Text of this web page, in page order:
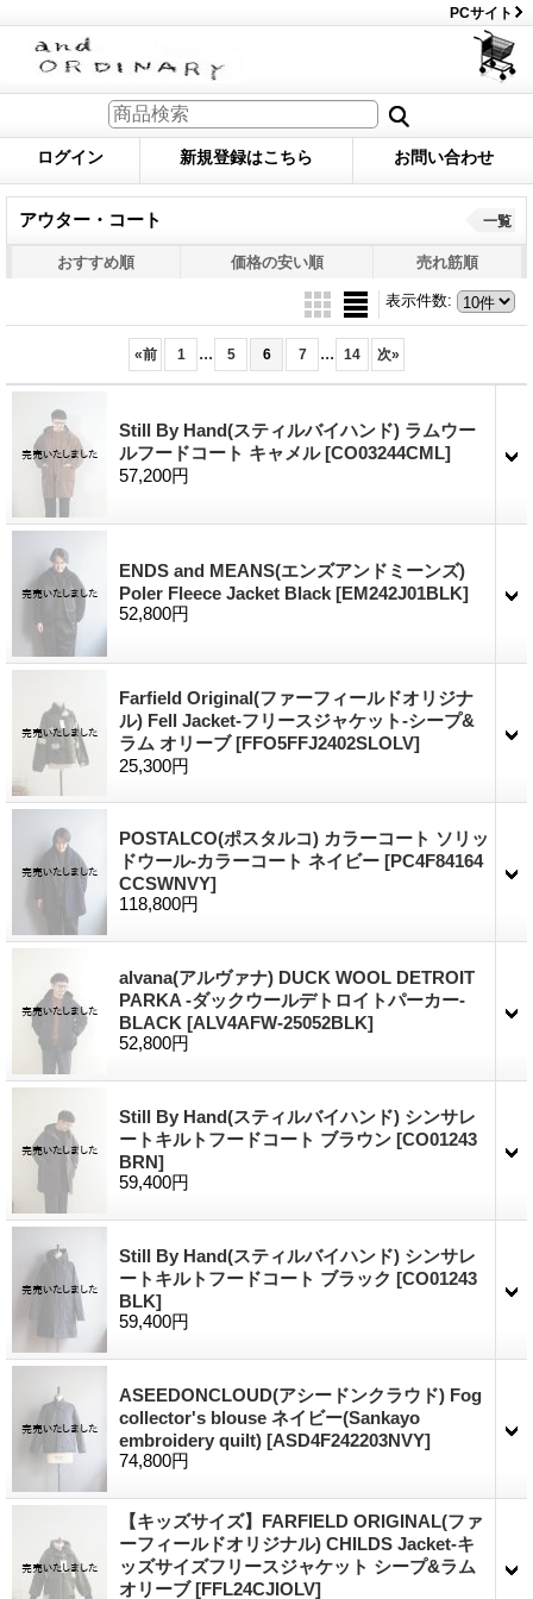
PCサイト
ログイン 新規登録はこちら お問い合わせ
アウター・コート 一覧
おすすめ順 価格の安い順 売れ筋順
表示件数:
«前 1 ... 5 6 7 ... 14 次»
Still By Hand(スティルバイハンド) ラムウー
ルフードコート キャメル[CO03244CML]
57,200円
ENDS and MEANS(エンズアンドミーンズ)
Poler Fleece Jacket Black [EM242J01BLK]
52,800円
Farfield Original(ファーフィールドオリジナ
ル) Fell Jacket-フリースジャケット-シープ&
ラム オリーブ[FFO5FFJ2402SLOLV]
25,300円
POSTALCO(ポスタルコ) カラーコート ソリッ
ドウール-カラーコート ネイビー [PC4F84164
CCSWNVY]
118,800円
alvana(アルヴァナ) DUCK WOOL DETROIT
PARKA -ダックウールデトロイトパーカー-
BLACK [ALV4AFW-25052BLK]
52,800円
Still By Hand(スティルバイハンド) シンサレ
ートキルトフードコート ブラウン [CO01243
BRN]
59,400円
Still By Hand(スティルバイハンド) シンサレ
ートキルトフードコート ブラック [CO01243
BLK]
59,400円
ASEEDONCLOUD(アシードンクラウド) Fog
collector's blouse ネイビー(Sankayo
embroidery quilt) [ASD4F242203NVY]
74,800円
【キッズサイズ】FARFIELD ORIGINAL(ファ
ーフィールドオリジナル) CHILDS Jacket-キ
ッズサイズフリースジャケット シープ&ラム
オリーブ[FFL24CJIOLV]